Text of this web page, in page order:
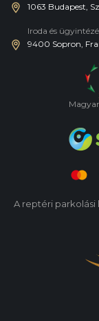
1063 Budapest,
Iroda és
9400 Sopron,
A reptéri